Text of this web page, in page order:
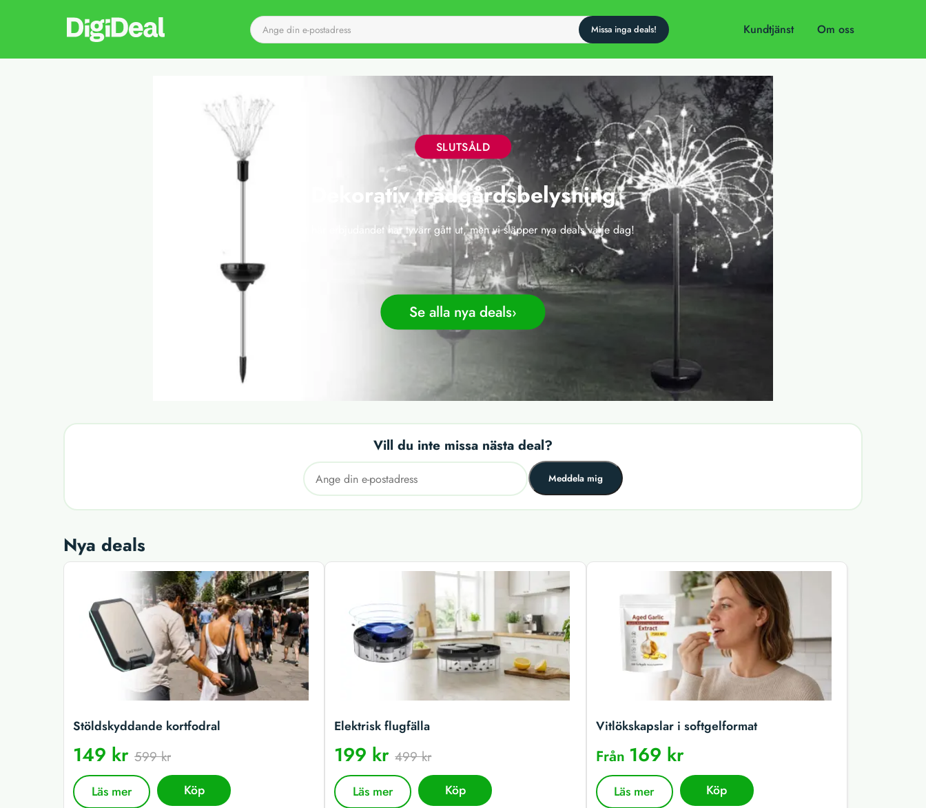
Till startsidan Kundtjänst Om oss
SLUTSÅLD
Dekorativ trädgårdsbelysning
Det här erbjudandet har tyvärr gått ut, men vi släpper nya deals varje dag!
Se alla nya deals
Vill du inte missa nästa deal?
Meddela mig
Nya deals
Stöldskyddande kortfodral
149 kr 599 kr
Läs mer Köp
Elektrisk flugfälla
199 kr499 kr
Läs mer Köp
Vitlökskapslar i softgelformat
Från 169 kr
Läs mer Köp